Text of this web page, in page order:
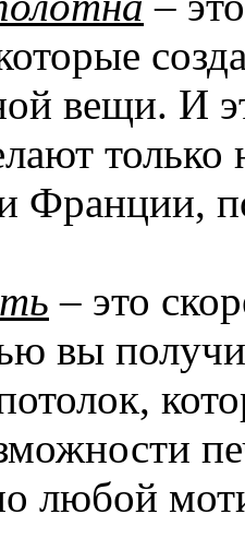
вещи. И
Франции,
– это
вы
любой